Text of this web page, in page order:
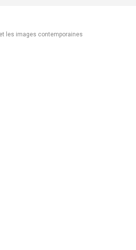
les images contemporaines